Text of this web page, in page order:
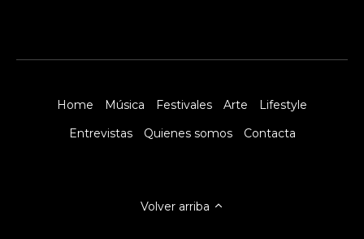
Home Música Festivales Arte
Lifestyle
Entrevistas
Quienes somos Contacta
Volver arriba